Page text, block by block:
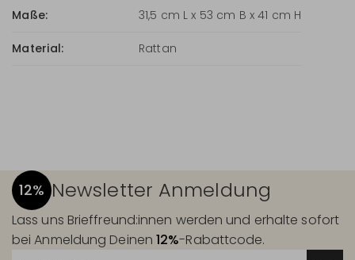
Maße: 31,5 cm L x 53 cm B x 41 cm H
Material: Rattan
12% Newsletter Anmeldung
Lass uns Brieffreund:innen werden und erhalte sofort
bei Anmeldung Deinen12%-Rabattcode.